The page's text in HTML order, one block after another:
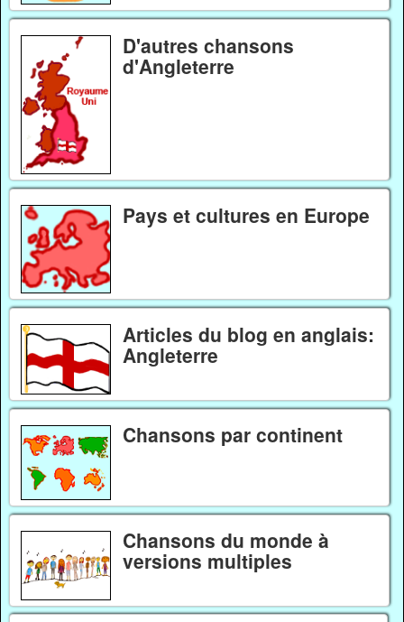
D'autres chansons
d'Angleterre
Pays et cultures en Europe
Articles du blog en anglais:
Angleterre
Chansons par continent
Chansons du monde à
versions multiples